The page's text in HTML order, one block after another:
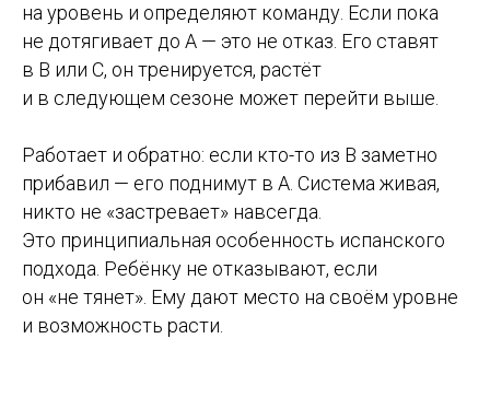
на уровень и определяют команду. Если пока
не дотягивает до A — это не отказ. Его ставят
в B или C, он тренируется, растёт
и в следующем сезоне может перейти выше.
Работает и обратно: если кто-то из B заметно
прибавил — его поднимут в A. Система живая,
никто не «застревает» навсегда.
Это принципиальная особенность испанского
подхода. Ребёнку не отказывают, если
он «не тянет». Ему дают место на своём уровне
и возможность расти.